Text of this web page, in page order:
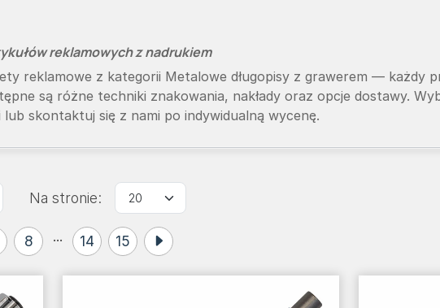
reklamowych z nadrukiem
reklamowe z kategorii Metalowe długopisy z grawerem — każdy
są różne techniki znakowania, nakłady oraz opcje dostawy.
skontaktuj się z nami po indywidualną wycenę.
Na stronie:
8 ... 14 15